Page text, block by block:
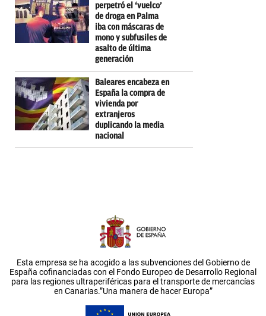
perpetró el ‘vuelco’
de droga en Palma
iba con máscaras de
mono y subfusiles de
asalto de última
generación
Baleares encabeza en
España la compra de
vivienda por
extranjeros
duplicando la media
nacional
Esta empresa se ha acogido a las subvenciones del Gobierno de
España cofinanciadas con el Fondo Europeo de Desarrollo Regional
para las regiones ultraperiféricas para el transporte de mercancías
en Canarias.”Una manera de hacer Europa”